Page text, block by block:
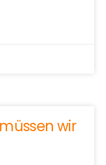
wir